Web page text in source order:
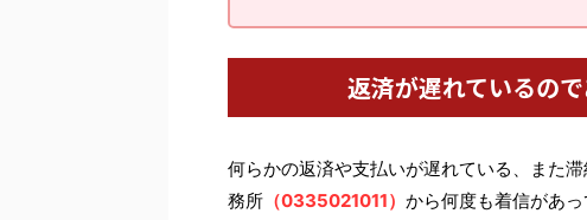
返済が遅れているの
何らかの返済や支払いが遅れている、また
務所 （0335021011） から何度も着信があ